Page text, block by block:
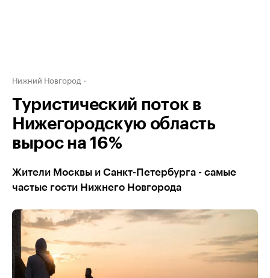
Нижний Новгород
Туристический поток в
Нижегородскую область
вырос на 16%
Жители Москвы и Санкт-Петербурга - самые
частые гости Нижнего Новгорода